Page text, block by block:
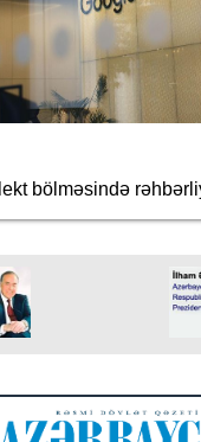
bölməsində